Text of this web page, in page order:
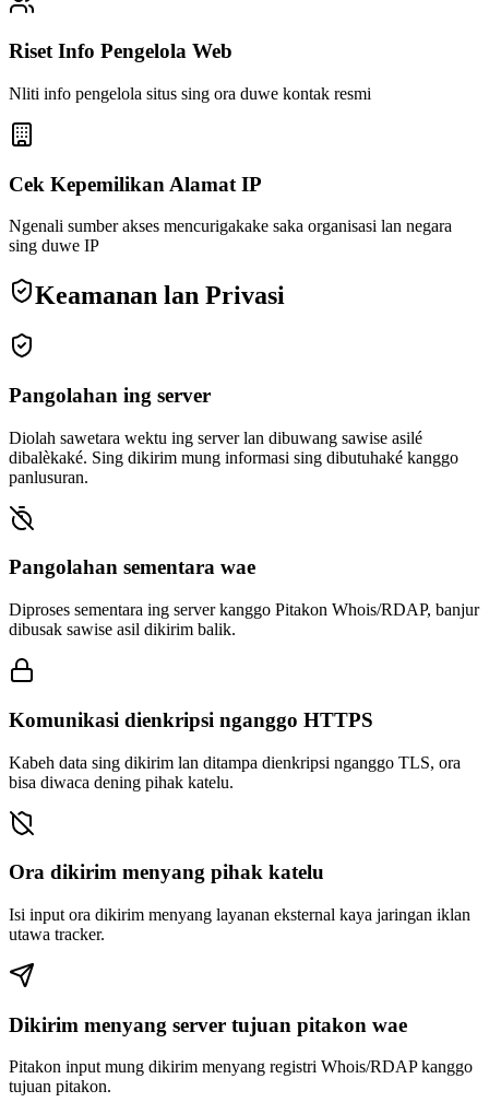
Riset Info Pengelola Web
Nliti info pengelola situs sing ora duwe kontak resmi
Cek Kepemilikan Alamat IP
Ngenali sumber akses mencurigakake saka organisasi lan negara
sing duwe IP
Keamanan lan Privasi
Pangolahan ing server
Diolah sawetara wektu ing server lan dibuwang sawise asilé
dibalèkaké. Sing dikirim mung informasi sing dibutuhaké kanggo
panlusuran.
Pangolahan sementara wae
Diproses sementara ing server kanggo Pitakon Whois/RDAP, banjur
dibusak sawise asil dikirim balik.
Komunikasi dienkripsi nganggo HTTPS
Kabeh data sing dikirim lan ditampa dienkripsi nganggo TLS, ora
bisa diwaca dening pihak katelu.
Ora dikirim menyang pihak katelu
Isi input ora dikirim menyang layanan eksternal kaya jaringan iklan
utawa tracker.
Dikirim menyang server tujuan pitakon wae
Pitakon input mung dikirim menyang registri Whois/RDAP kanggo
tujuan pitakon.